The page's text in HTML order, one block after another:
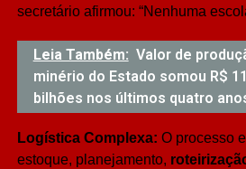
secretário afirmou: “Nenhuma
Leia Também: Valor de
minério do Estado somou R$
bilhões nos últimos quatro
Logística Complexa: O processo
estoque, planejamento,